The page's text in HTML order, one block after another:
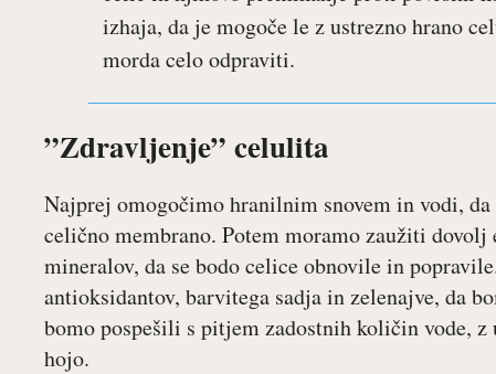
izhaja, da je mogoče le z ustrezno hrano
morda celo odpraviti.
”Zdravljenje” celulita
Najprej omogočimo hranilnim snovem in vodi,
celično membrano. Potem moramo zaužiti
mineralov, da se bodo celice obnovile in
antioksidantov, barvitega sadja in zelenajve, da
bomo pospešili s pitjem zadostnih količin vode,
hojo.